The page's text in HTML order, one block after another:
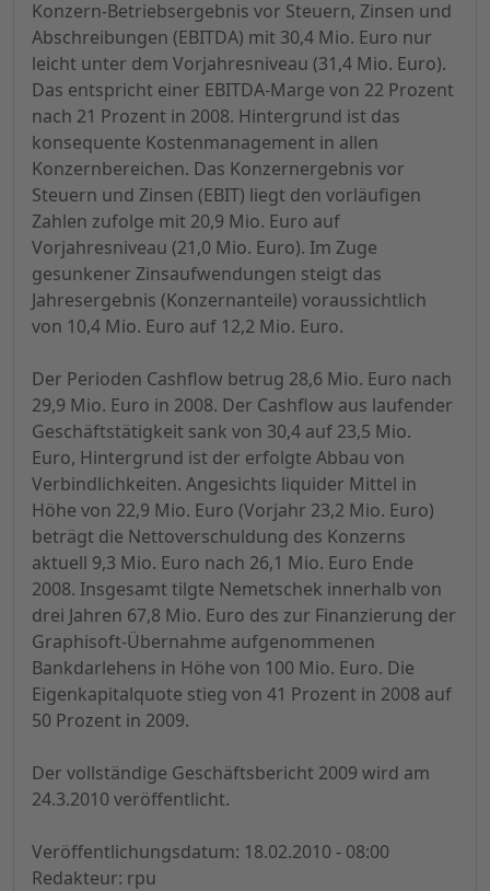
Konzern-Betriebsergebnis vor Steuern, Zinsen und
Abschreibungen (EBITDA) mit 30,4 Mio. Euro nur
leicht unter dem Vorjahresniveau (31,4 Mio. Euro).
Das entspricht einer EBITDA-Marge von 22 Prozent
nach 21 Prozent in 2008. Hintergrund ist das
konsequente Kostenmanagement in allen
Konzernbereichen. Das Konzernergebnis vor
Steuern und Zinsen (EBIT) liegt den vorläufigen
Zahlen zufolge mit 20,9 Mio. Euro auf
Vorjahresniveau (21,0 Mio. Euro). Im Zuge
gesunkener Zinsaufwendungen steigt das
Jahresergebnis (Konzernanteile) voraussichtlich
von 10,4 Mio. Euro auf 12,2 Mio. Euro.
Der Perioden Cashflow betrug 28,6 Mio. Euro nach
29,9 Mio. Euro in 2008. Der Cashflow aus laufender
Geschäftstätigkeit sank von 30,4 auf 23,5 Mio.
Euro, Hintergrund ist der erfolgte Abbau von
Verbindlichkeiten. Angesichts liquider Mittel in
Höhe von 22,9 Mio. Euro (Vorjahr 23,2 Mio. Euro)
beträgt die Nettoverschuldung des Konzerns
aktuell 9,3 Mio. Euro nach 26,1 Mio. Euro Ende
2008. Insgesamt tilgte Nemetschek innerhalb von
drei Jahren 67,8 Mio. Euro des zur Finanzierung der
Graphisoft-Übernahme aufgenommenen
Bankdarlehens in Höhe von 100 Mio. Euro. Die
Eigenkapitalquote stieg von 41 Prozent in 2008 auf
50 Prozent in 2009.
Der vollständige Geschäftsbericht 2009 wird am
24.3.2010 veröffentlicht.
Veröffentlichungsdatum: 18.02.2010 - 08:00
Redakteur: rpu